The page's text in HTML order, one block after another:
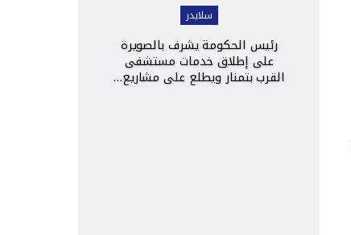
سلايدر
رئيس الحكومة يشرف بالصويرة
على إطلاق خدمات مستشفى
القرب بتمنار ويطلع على مشاريع…